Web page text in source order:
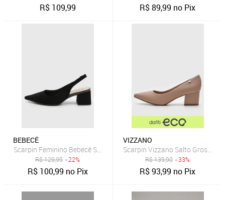
R$ 109,99 R$89,99 no Pix
BEBECÊ
Scarpin Feminino Bebecê Salto Bloco Slingback Preto
R$129,99 - 22%
R$ 100,99 no Pix
VIZZANO
Scarpin Vizzano Salto Grosso
R$139,90 - 33%
R$93,99 no Pix